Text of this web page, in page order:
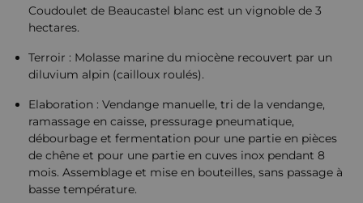
Coudoulet de Beaucastel blanc est un vignoble de 3
hectares.
Terroir : Molasse marine du miocène recouvert par un
diluvium alpin (cailloux roulés).
Elaboration : Vendange manuelle, tri de la vendange,
ramassage en caisse, pressurage pneumatique,
débourbage et fermentation pour une partie en pièces
de chêne et pour une partie en cuves inox pendant 8
mois. Assemblage et mise en bouteilles, sans passage à
basse température.